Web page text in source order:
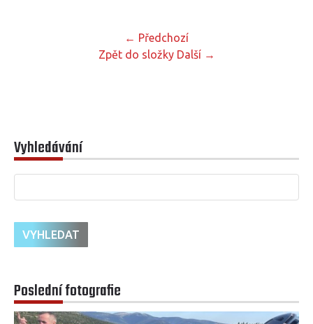
← Předchozí
Zpět do složky Další →
Vyhledávání
Poslední fotografie